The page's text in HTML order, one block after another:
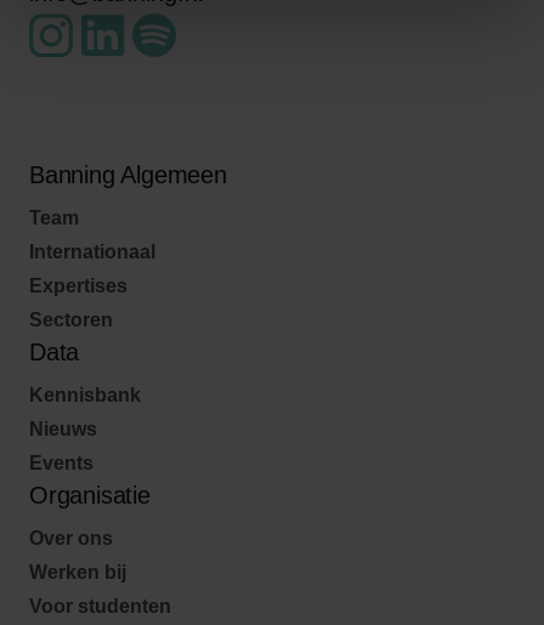
Banning Algemeen
Team
Internationaal
Expertises
Sectoren
Data
Kennisbank
Nieuws
Events
Organisatie
Over ons
Werken bij
Voor studenten